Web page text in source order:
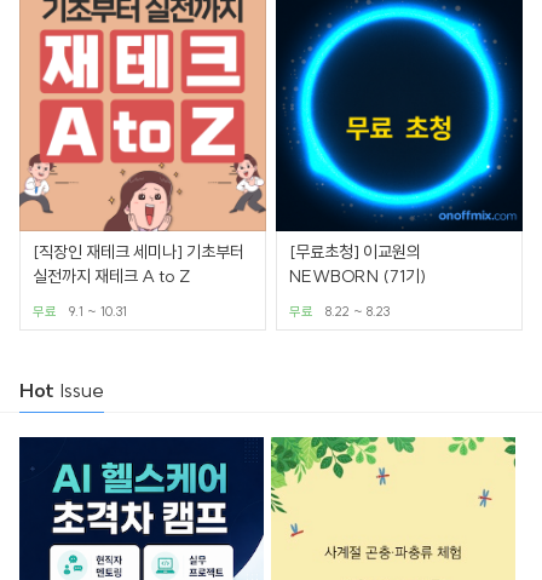
[직장인 재테크 세미나] 기초부터
실전까지 재테크 A to Z
무료 9.1 ~ 10.31
[무료초청] 이교원의
NEWBORN (71기)
무료 8.22 ~ 8.23
Hot Issue